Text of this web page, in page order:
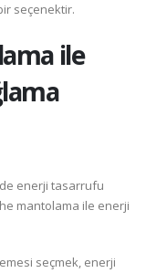
seçenektir.
ile
enerji tasarrufu
mantolama ile enerji
seçmek, enerji